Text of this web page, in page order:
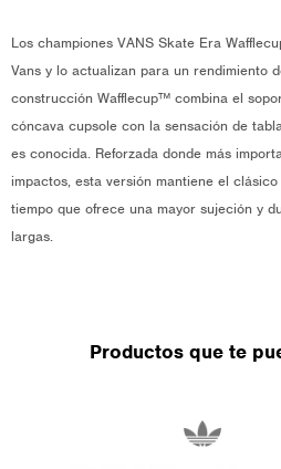
Los championes VANS Skate Era
Vans y lo actualizan para un rendimiento
construcción Wafflecup™ combina el
cóncava cupsole con la sensación de
es conocida. Reforzada donde más
impactos, esta versión mantiene el
tiempo que ofrece una mayor sujeción y
largas.
Productos que te